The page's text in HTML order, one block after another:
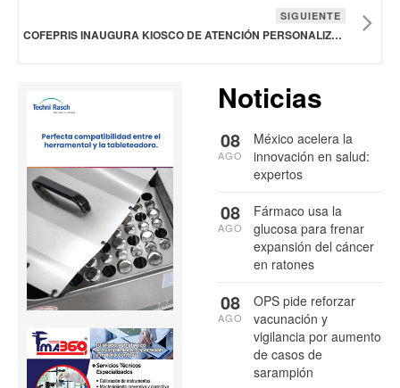
SIGUIENTE
COFEPRIS INAUGURA KIOSCO DE ATENCIÓN PERSONALIZADA PARA TRÁMITES EN VENTANILLA DE RESOLUCIÓN INMEDIATA
Noticias
México acelera la
innovación en salud:
expertos
08
AGO
Fármaco usa la
glucosa para frenar
expansión del cáncer
en ratones
08
AGO
OPS pide reforzar
vacunación y
vigilancia por aumento
de casos de
sarampión
08
AGO